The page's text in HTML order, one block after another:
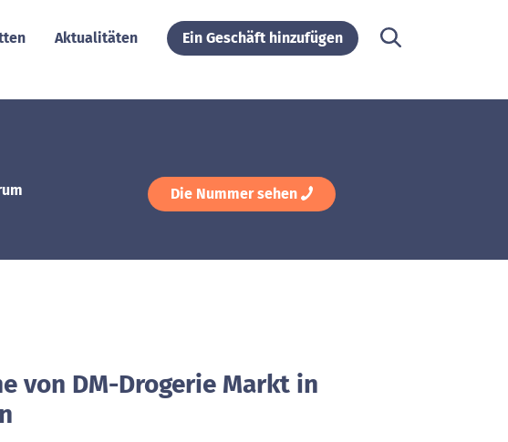
Aktualitäten Ein Geschäft hinzufügen
Die Nummer sehen
von DM-Drogerie Markt in